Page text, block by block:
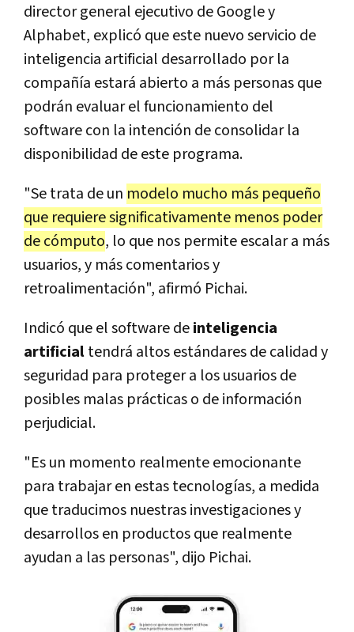
director general ejecutivo de Google y
Alphabet, explicó que este nuevo servicio de
inteligencia artificial desarrollado por la
compañía estará abierto a más personas que
podrán evaluar el funcionamiento del
software con la intención de consolidar la
disponibilidad de este programa.
"Se trata de un modelo mucho más pequeño
que requiere significativamente menos poder
de cómputo, lo que nos permite escalar a más
usuarios, y más comentarios y
retroalimentación", afirmó Pichai.
Indicó que el software deinteligencia
artificialtendrá altos estándares de calidad y
seguridad para proteger a los usuarios de
posibles malas prácticas o de información
perjudicial.
"Es un momento realmente emocionante
para trabajar en estas tecnologías, a medida
que traducimos nuestras investigaciones y
desarrollos en productos que realmente
ayudan a las personas", dijo Pichai.